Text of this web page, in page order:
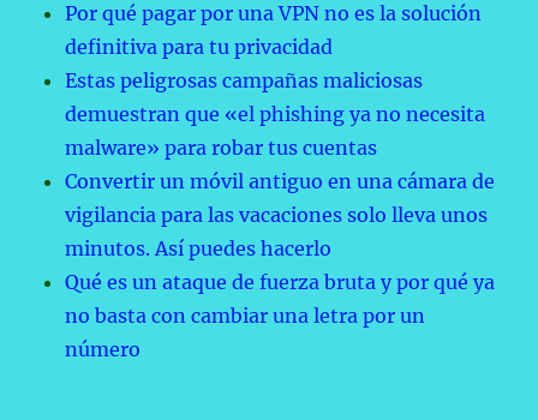
Por qué pagar por una VPN no es la solución
definitiva para tu privacidad
Estas peligrosas campañas maliciosas
demuestran que «el phishing ya no necesita
malware» para robar tus cuentas
Convertir un móvil antiguo en una cámara de
vigilancia para las vacaciones solo lleva unos
minutos. Así puedes hacerlo
Qué es un ataque de fuerza bruta y por qué ya
no basta con cambiar una letra por un
número